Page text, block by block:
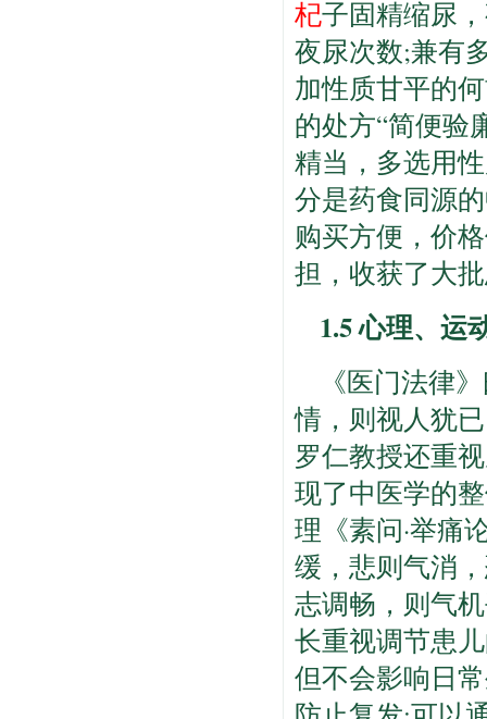
杞子固精缩尿
夜尿次数;兼有
加性质甘平的
的处方“简便验
精当，多选用
分是药食同源
购买方便，价
担，收获了大
1.5 心理、运
《医门法律
情，则视人犹
罗仁教授还重
现了中医学的
理《素问·举痛
缓，悲则气消
志调畅，则气
长重视调节患
但不会影响日